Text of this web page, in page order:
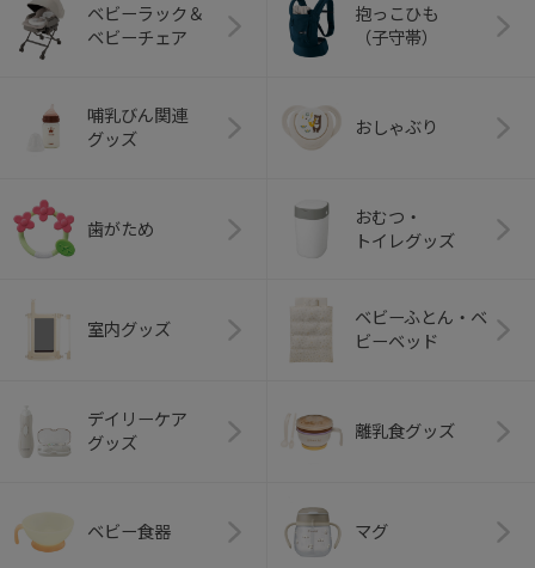
ベビーラック＆
ベビーチェア
抱っこひも
（子守帯）
哺乳びん関連
グッズ
おしゃぶり
歯がため
おむつ・
トイレグッズ
室内グッズ
ベビーふとん・ベ
ビーベッド
デイリーケア
グッズ
離乳食グッズ
ベビー食器 マグ